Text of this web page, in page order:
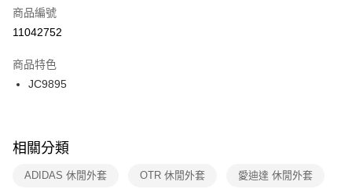
【「AFTEE先享後付」結帳流程】
１．於結帳方式選擇「AFTEE先享後付」後，將跳轉至「AFTEE先享後付」
２．訂單成立數日內，您將收到繳費通知簡訊。
３．收到繳費通知簡訊後14天內，點擊此簡訊中的連結，可透過四大超商／
ATM／網路銀行／等多元方式進行付款，方視為交易完成。
※ 交易是否成功請以「AFTEE先享後付 」之結帳頁面顯示為準，若有關於
是否繳費成功／繳費後需取消欲退款等相關疑問，請聯繫「AFTEE先享後付
客戶支援中心」https://netprotections.freshdesk.com/support/home
宅配
每筆NT$100，滿NT$1,500(含以上)免運費
付款後門市自取
每筆NT$100，滿NT$1,500(含以上)免運費
商品編號
11042752
商品特色
JC9895
相關分類
ADIDAS 休閒外套 OTR 休閒外套 愛迪達 休閒外套